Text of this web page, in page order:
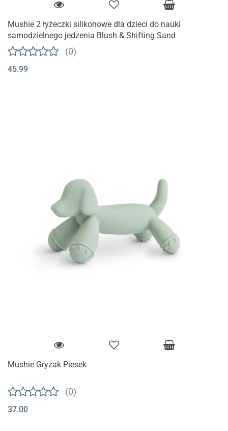
Mushie 2 łyżeczki silikonowe dla dzieci do nauki
samodzielnego jedzenia Blush & Shifting Sand
(0)
45.99
Mushie Gryzak Piesek
(0)
37.00